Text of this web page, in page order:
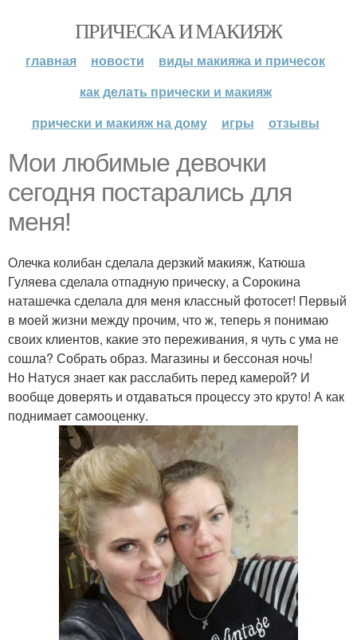
ПРИЧЕСКА И МАКИЯЖ
главная новости
виды макияжа и причесок
как делать прически и макияж
прически и макияж на дому
игры отзывы
Мои любимые девочки
сегодня постарались для
меня!
Олечка колибан сделала дерзкий макияж, Катюша
Гуляева сделала отпадную прическу, а Сорокина
наташечка сделала для меня классный фотосет! Первый
в моей жизни между прочим, что ж, теперь я понимаю
своих клиентов, какие это переживания, я чуть с ума не
сошла? Собрать образ. Магазины и бессоная ночь!
Но Натуся знает как расслабить перед камерой? И
вообще доверять и отдаваться процессу это круто! А как
поднимает самооценку.